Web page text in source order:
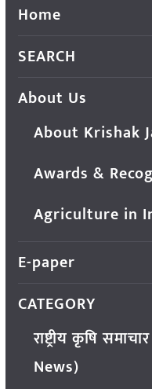
Home
SEARCH
About Us
About Krishak
Awards &
Agriculture in
E-paper
CATEGORY
राष्ट्रीय कृषि
News)